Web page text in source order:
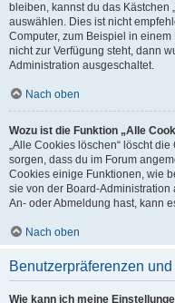
bleiben, kannst du das Kästchen
auswählen. Dies ist nicht
Computer, zum Beispiel in
nicht zur Verfügung steht, dann
Administration ausgeschaltet.
Nach oben
Wozu ist die Funktion „Alle
„Alle Cookies löschen“ löscht
sorgen, dass du im Forum
Cookies einige Funktionen, wie
sie von der Board-
An- oder Abmeldung hast, kann
Nach oben
Benutzerpräferenzen
Wie kann ich meine